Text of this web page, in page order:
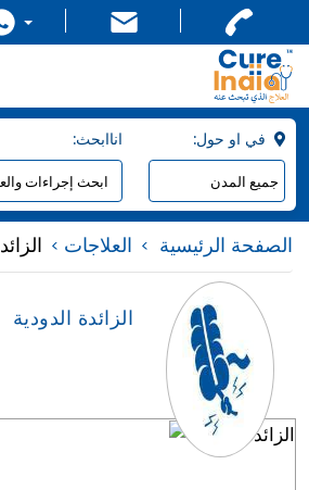
:اناابحث
الصفحة الرئيسية العلاجات
الزائدة الدودية